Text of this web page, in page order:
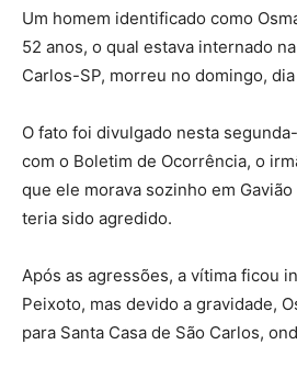
Um homem identificado como
52 anos, o qual estava internado
Carlos-SP, morreu no domingo, dia
O fato foi divulgado nesta
com o Boletim de Ocorrência, o
que ele morava sozinho em
teria sido agredido.
Após as agressões, a vítima ficou
Peixoto, mas devido a gravidade,
para Santa Casa de São Carlos,